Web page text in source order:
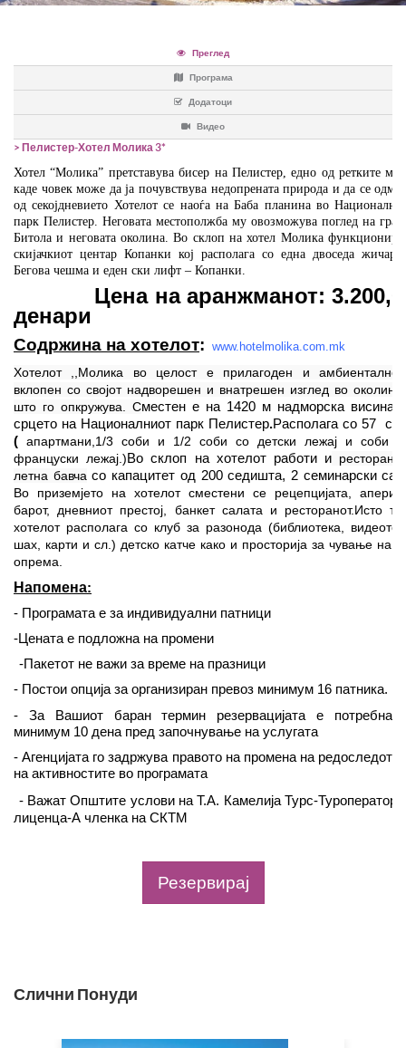
Преглед
Програма
Додатоци
Видео
> Пелистер-Хотел Молика 3*
Хотел “Молика” претставува бисер на Пелистер, едно од ретките
каде човек може да ја почувствува недопрената природа и да се
од секојдневието Хотелот се наоѓа на Баба планина во
парк Пелистер.Неговата местополжбамуовозможува поглед на
Битола и неговатаоколина. Во склоп на хотел Молика
скијачкиот центар Копанки кој располага со една двоседа
Бегова чешма и еден ски лифт – Копанки.
Цена на аранжманот: 3.200
денари
Содржина на хотелот: www.hotelmolika.com.mk
Хотелот ,,Молика во целост е прилагоден и амбиентално
вклопен со својот надворешен и внатрешен изглед во
што го опкружува.
Сместене на 1420 м надморска висина
срцето на Националниот парк Пелистер.Располага со 57
( апартмани 1/3 соби и 1/2 соби со детски лежај и соби
француски лежај.)Во склоп на хотелот работи и ресторан
летна бавча со капацитет од 200седишта, 2 семинарски
Во приземјето на хотелот сместени се рецепцијата,
барот, дневниот престој, банкет салата и ресторанот.Исто
хотелот располага со клуб за разонода (библиотека,
шах, карти и сл.) детско катче како и просторија за чување на
опрема.
Напомена:
- Програмата е за индивидуални патници
-Цената е подложна на промени
-Пакетот не важи за време на празници
- Постои опција за организиран превоз минимум 16 патника.
- За Вашиот баран термин резервацијата е потребна
минимум 10 дена пред започнување на услугата
-Агенцијата го задржува правото на промена на редоследот
на активностите во програмата
- Важат Општите услови на Т.А. Камелија Турс-Туроператор
лиценца-А членка на СКТМ
Резервирај
Слични Понуди
Тим билдинг
Rent A Bus
Оглас за вработување во Т.А.
Камелија
Политика на приватност2
Cancellation Policy
Системот за влез/излез во
Европската Унија (ЕЕС)